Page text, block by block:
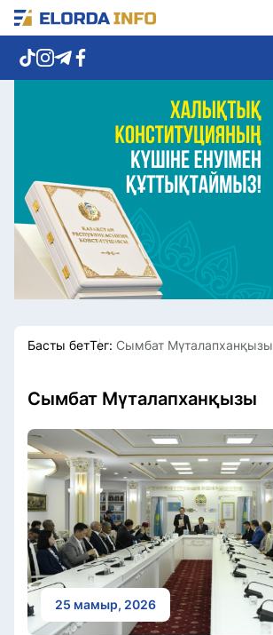
Елорда жаңалықтары
Көзқарас
Саясат
Видео
Әлеумет
Экономика
Спорт
Мәдениет
Басты бетТег: Сымбат Мүталапханқызы
Сымбат Мүталапханқызы
25 мамыр, 2026